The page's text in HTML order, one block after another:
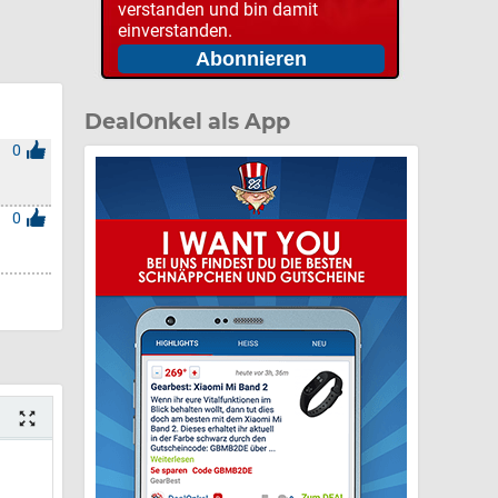
0
0
verstanden und bin damit
einverstanden.
DealOnkel als App